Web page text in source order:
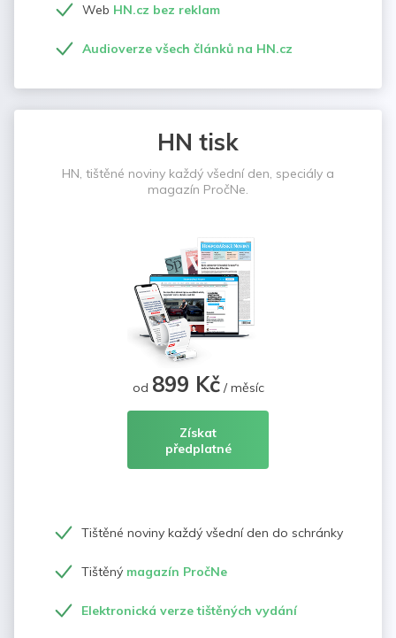
Web HN.cz bez reklam
Audioverze všech článků na HN.cz
HN tisk
HN, tištěné noviny každý všední den, speciály a
magazín PročNe.
od 899 Kč/ měsíc
Získat
předplatné
Tištěné noviny každý všední den do schránky
Tištěný magazín PročNe
Elektronická verze tištěných vydání